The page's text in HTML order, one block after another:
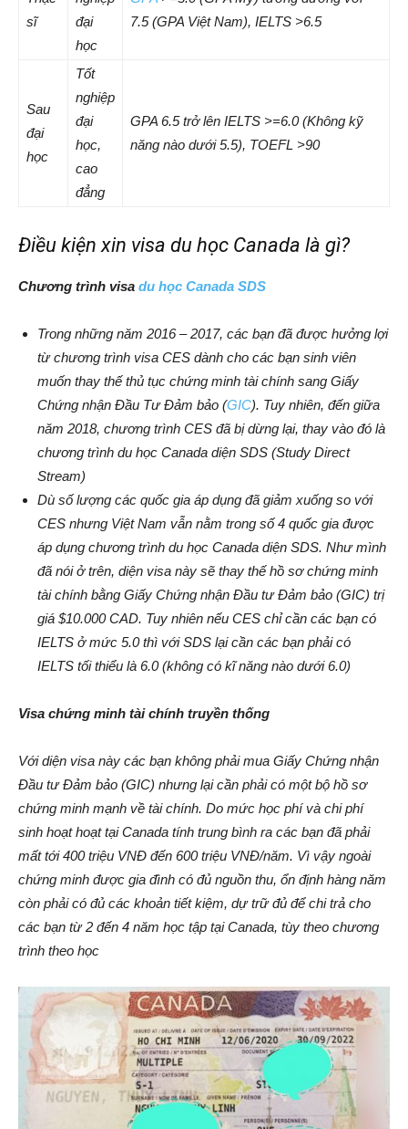
sĩ
đại
học
7.5 (GPA Việt Nam), IELTS >6.5
Sau
đại
học
Tốt
nghiệp
đại
học,
cao
đẳng
GPA 6.5 trở lên IELTS >=6.0 (Không kỹ
năng nào dưới 5.5), TOEFL >90
Điều kiện xin visa du học Canada là gì?
Chương trình visa du học Canada SDS
Trong những năm 2016 – 2017, các bạn đã được hưởng lợi
từ chương trình visa CES dành cho các bạn sinh viên
muốn thay thế thủ tục chứng minh tài chính sang Giấy
Chứng nhận Đầu Tư Đảm bảo (GIC). Tuy nhiên, đến giữa
năm 2018, chương trình CES đã bị dừng lại, thay vào đó là
chương trình du học Canada diện SDS (Study Direct
Stream)
Dù số lượng các quốc gia áp dụng đã giảm xuống so với
CES nhưng Việt Nam vẫn nằm trong số 4 quốc gia được
áp dụng chương trình du học Canada diện SDS. Như mình
đã nói ở trên, diện visa này sẽ thay thế hồ sơ chứng minh
tài chính bằng Giấy Chứng nhận Đầu tư Đảm bảo (GIC) trị
giá $10.000 CAD. Tuy nhiên nếu CES chỉ cần các bạn có
IELTS ở mức 5.0 thì với SDS lại cần các bạn phải có
IELTS tối thiểu là 6.0 (không có kĩ năng nào dưới 6.0)
Visa chứng minh tài chính truyền thống
Với diện visa này các bạn không phải mua Giấy Chứng nhận
Đầu tư Đảm bảo (GIC) nhưng lại cần phải có một bộ hồ sơ
chứng minh mạnh về tài chính. Do mức học phí và chi phí
sinh hoạt hoạt tại Canada tính trung bình ra các bạn đã phải
mất tới 400 triệu VNĐ đến 600 triệu VNĐ/năm. Vì vậy ngoài
chứng minh được gia đình có đủ nguồn thu, ổn định hàng năm
còn phải có đủ các khoản tiết kiệm, dự trữ đủ để chi trả cho
các bạn từ 2 đến 4 năm học tập tại Canada, tùy theo chương
trình theo học